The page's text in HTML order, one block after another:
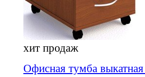
хит продаж
Офисная тумба выкатная